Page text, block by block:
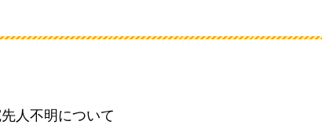
人不明について